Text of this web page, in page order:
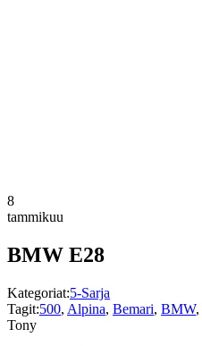
8
tammikuu
BMW E28
Kategoriat:5-Sarja
Tagit:500, Alpina, Bemari, BMW,
Tony